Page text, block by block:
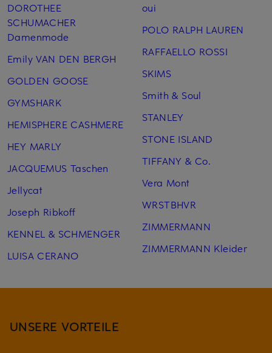
DOROTHEE
SCHUMACHER
Damenmode
Emily VAN DEN BERGH
GOLDEN GOOSE
GYMSHARK
HEMISPHERE CASHMERE
HEY MARLY
JACQUEMUS Taschen
Jellycat
Joseph Ribkoff
KENNEL & SCHMENGER
LUISA CERANO
oui
POLO RALPH LAUREN
RAFFAELLO ROSSI
SKIMS
Smith & Soul
STANLEY
STONE ISLAND
TIFFANY & Co.
Vera Mont
WRSTBHVR
ZIMMERMANN
ZIMMERMANN Kleider
UNSERE VORTEILE